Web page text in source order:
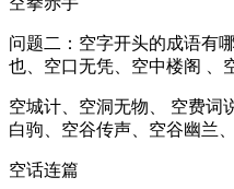
问题二：空字开头的成语有
也、空口无凭、空中楼阁 、
空城计、空洞无物、 空费词
白驹、空谷传声、空谷幽兰、
空话连篇